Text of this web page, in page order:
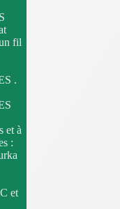
fil
.
et à
:
et